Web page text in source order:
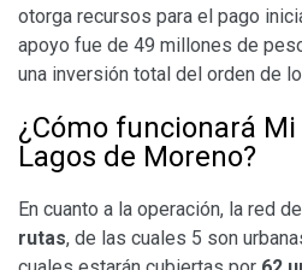
otorga recursos para el pago
apoyo fue de 49 millones de
una inversión total del orden de
¿Cómo funcionará
Lagos de Moreno?
En cuanto a la operación, la red
rutas, de las cuales 5 son